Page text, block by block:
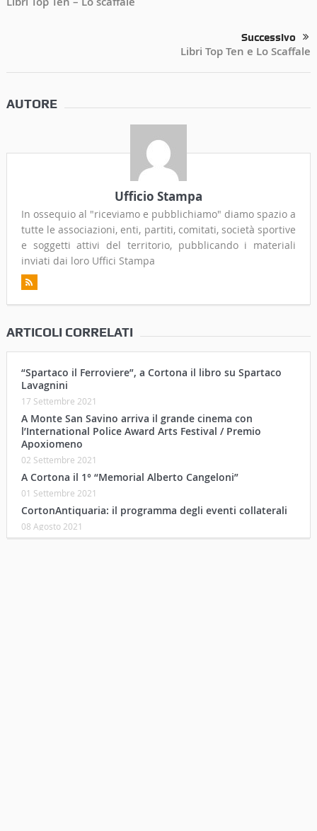
Successivo
Libri Top Ten e Lo Scaffale
AUTORE
Ufficio Stampa
In ossequio al "riceviamo e pubblichiamo" diamo spazio a
tutte le associazioni, enti, partiti, comitati, società sportive
e soggetti attivi del territorio, pubblicando i materiali
inviati dai loro Uffici Stampa
ARTICOLI CORRELATI
“Spartaco il Ferroviere”, a Cortona il libro su Spartaco
Lavagnini
17 Settembre 2021
A Monte San Savino arriva il grande cinema con
l’International Police Award Arts Festival / Premio
Apoxiomeno
02 Settembre 2021
A Cortona il 1° “Memorial Alberto Cangeloni”
01 Settembre 2021
CortonAntiquaria: il programma degli eventi collaterali
08 Agosto 2021